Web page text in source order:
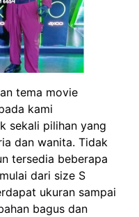
tema movie
kami
sekali pilihan yang
dan wanita. Tidak
tersedia beberapa
dari size S
ukuran sampai
bagus dan